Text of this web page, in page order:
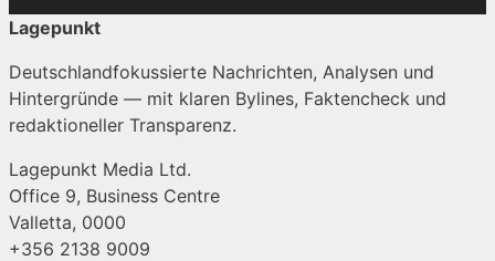
Lagepunkt
Deutschlandfokussierte Nachrichten, Analysen und
Hintergründe — mit klaren Bylines, Faktencheck und
redaktioneller Transparenz.
Lagepunkt Media Ltd.
Office 9, Business Centre
Valletta, 0000
+356 2138 9009